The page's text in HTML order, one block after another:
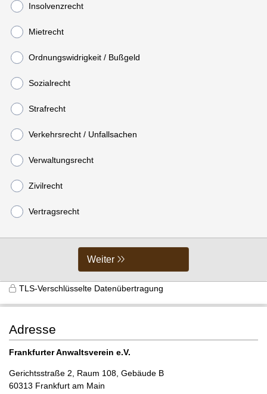
Insolvenzrecht
Mietrecht
Ordnungswidrigkeit / Bußgeld
Sozialrecht
Strafrecht
Verkehrsrecht / Unfallsachen
Verwaltungsrecht
Zivilrecht
Vertragsrecht
Weiter
TLS-Verschlüsselte Datenübertragung
Adresse
Frankfurter Anwaltsverein e.V.
Gerichtsstraße 2, Raum 108, Gebäude B
60313 Frankfurt am Main